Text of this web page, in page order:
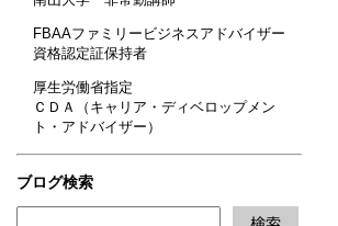
FBAAファミリービジネスアドバイザー
資格認定証保持者
厚生労働省指定
ＣＤＡ（キャリア・ディベロップメン
ト・アドバイザー）
ブログ検索